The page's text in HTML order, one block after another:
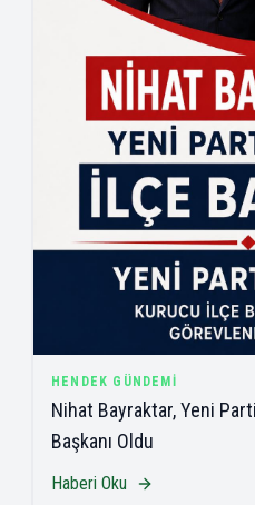
HENDEK GÜNDEMI
Nihat Bayraktar, Yeni
Başkanı Oldu
Haberi Oku